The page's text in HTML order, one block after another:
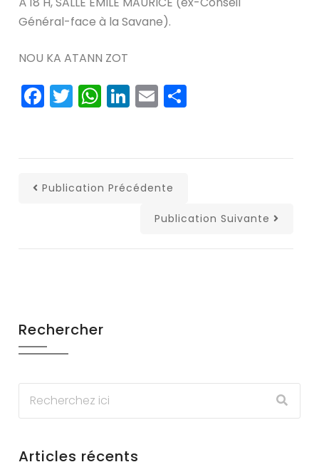
Général-face à la Savane).
NOU KA ATANN ZOT
Facebook
Twitter
WhatsApp
LinkedIn
Email
Publication Précédente
Publication Suivante
Rechercher
Articles récents